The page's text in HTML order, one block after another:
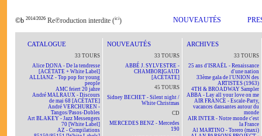
©b 2014/2026 Re℗roduction interdite (ici) NOUVEAUTÉS
CATALOGUE
33 TOURS
Alice DONA - De la tendresse
[ACÉTATE + White Label]
ALLIANZ - Top pop for young
people
AMC feiert 20 jahre
André MALRAUX - Discours
de mai 68 [ACÉTATE]
André VERCHUREN -
Tangos/Pasos-Dobles
Art BLAKEY - Jazz Messengers
70 [White Label]
AZ - Compilations
NOUVEAUTÉS
33 TOURS
ABBÉ J. SYLVESTRE -
CHAMBORIGAUD
[ACÉTATE]
45 TOURS
Sidney BECHET - Silent night /
White Christmas
CD
MERCEDES BENZ - Mercedes
190
ARCHIVES
33 TOURS
25 ans d'ISRAËL - Renaissance
d'une nation
33ème gala de l'UNION des
ARTISTES (1963)
4TH & BROADWAY Sampler
ABBA - Lay all your love on me
AIR FRANCE - Escale-Party,
vacances dansantes autour du
monde
AIR INTER - Notre monde c'est
la France
Al MARTINO - Torero (maxi)